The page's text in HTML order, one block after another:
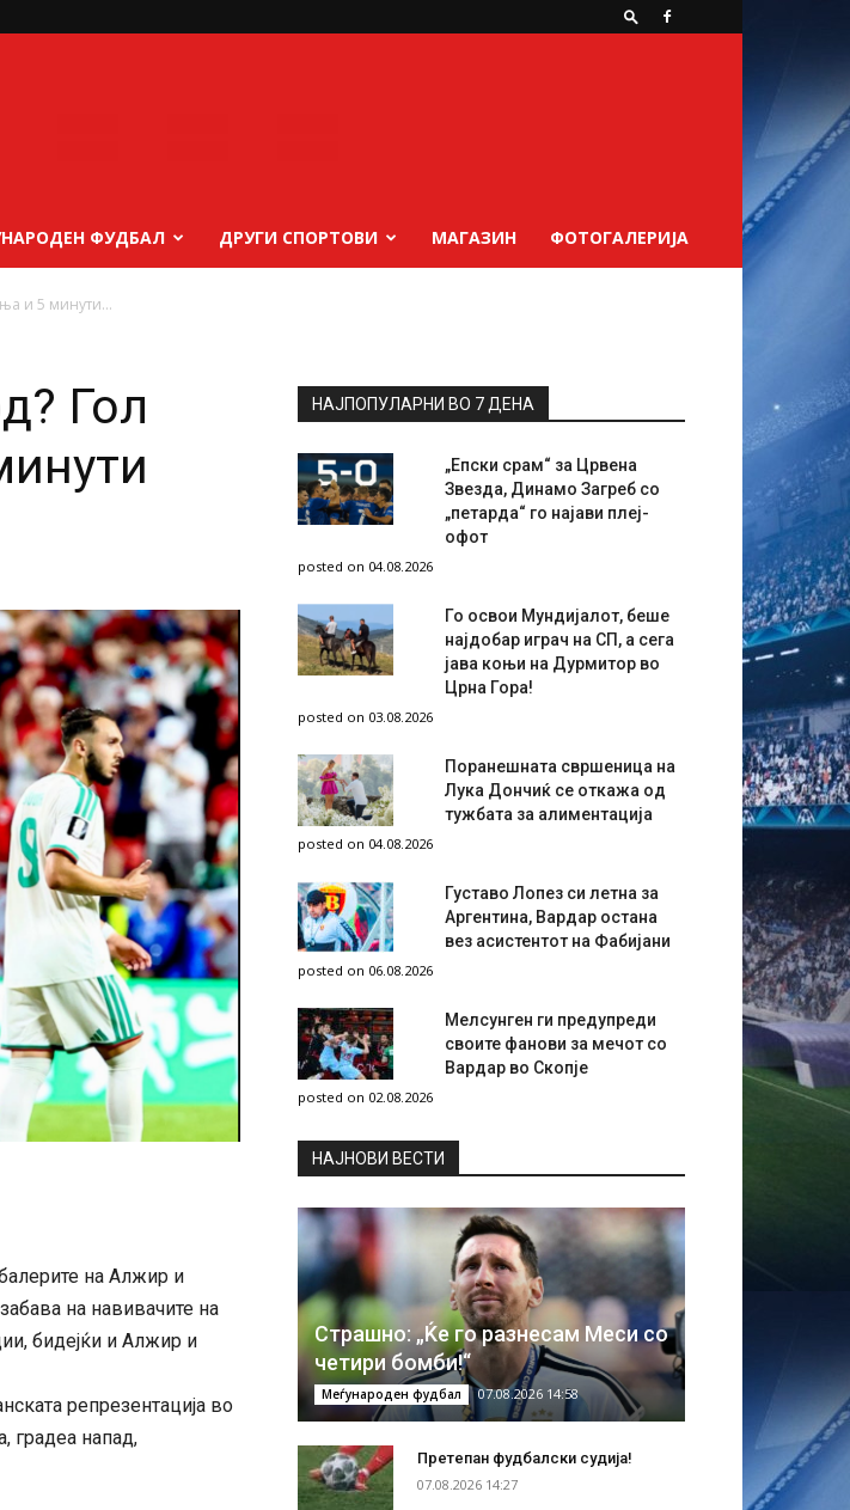
ФУДБАЛ ДРУГИ СПОРТОВИ МАГАЗИН ФОТОГАЛЕРИЈА
и 5 минути...
Гол
на Алжир и
на навивачите на
бидејќи и Алжир и
репрезентација во
градеа напад,
НАЈПОПУЛАРНИ ВО 7 ДЕНА
„Епски срам“ за Црвена
Звезда, Динамо Загреб со
„петарда“ го најави плеј-
офот
posted on 04.08.2026
Го освои Мундијалот, беше
најдобар играч на СП, а сега
јава коњи на Дурмитор во
Црна Гора!
posted on 03.08.2026
Поранешната свршеница на
Лука Дончиќ се откажа од
тужбата за алиментација
posted on 04.08.2026
Густаво Лопез си летна за
Аргентина, Вардар остана
вез асистентот на Фабијани
posted on 06.08.2026
Мелсунген ги предупреди
своите фанови за мечот со
Вардар во Скопје
posted on 02.08.2026
НAЈНОВИ ВЕСТИ
Страшно: „Ќе го разнесам Меси со
четири бомби!“
Меѓународен фудбал 07.08.2026 14:58
Претепан фудбалски судија!
07.08.2026 14:27